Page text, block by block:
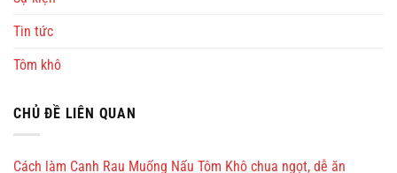
Tin tức
Tôm khô
CHỦ ĐỀ LIÊN QUAN
Cách làm Canh Rau Muống Nấu Tôm Khô chua ngọt, dễ ăn